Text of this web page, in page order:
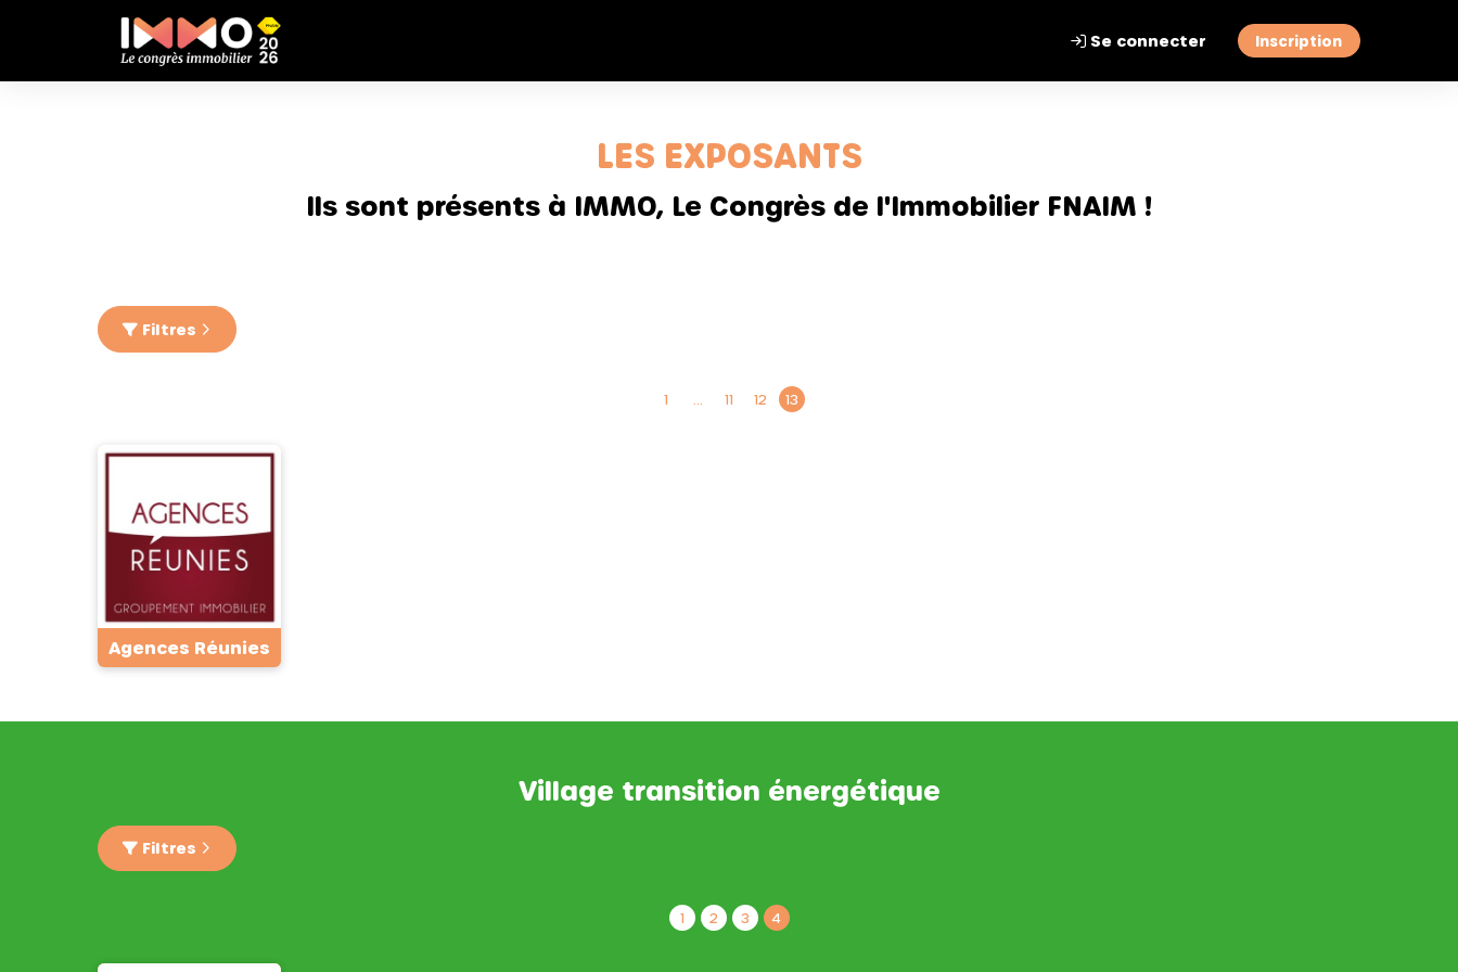
Se connecter Inscription
LES EXPOSANTS
Ils sont présents à IMMO, Le Congrès de l'Immobilier FNAIM !
Filtres
1 11 12 13
Agences Réunies
Village transition énergétique
Filtres
1 2 3 4